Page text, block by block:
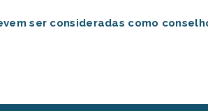
ser consideradas como